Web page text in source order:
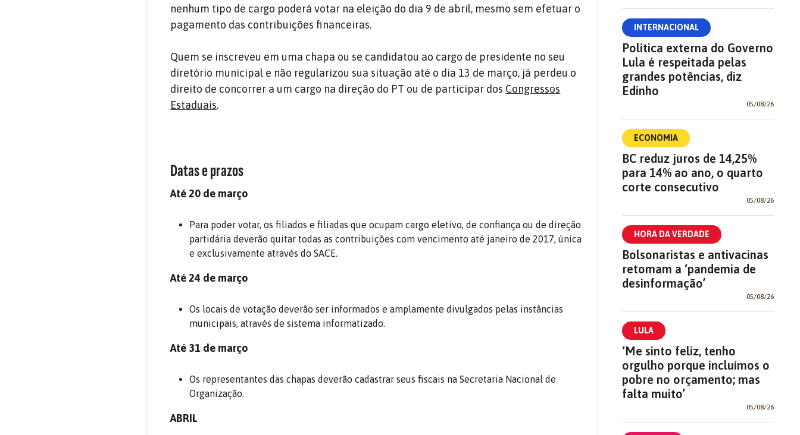
nenhum tipo de cargo poderá votar na eleição do dia 9 de abril, mesmo sem efetuar o
pagamento das contribuições financeiras.
Quem se inscreveu em uma chapa ou se candidatou ao cargo de presidente no seu
diretório municipal e não regularizou sua situação até o dia 13 de março, já perdeu o
direito de concorrer a um cargo na direção do PT ou de participar dos Congressos
Estaduais.
Datas e prazos
Até 20 de março
Para poder votar, os filiados e filiadas que ocupam cargo eletivo, de confiança ou de direção
partidária deverão quitar todas as contribuições com vencimento até janeiro de 2017, única
e exclusivamente através do SACE.
Até 24 de março
Os locais de votação deverão ser informados e amplamente divulgados pelas instâncias
municipais, através de sistema informatizado.
Até 31 de março
Os representantes das chapas deverão cadastrar seus fiscais na Secretaria Nacional de
Organização.
ABRIL
INTERNACIONAL
Política externa do Governo
Lula é respeitada pelas
grandes potências, diz
Edinho
05/08/26
ECONOMIA
BC reduz juros de 14,25%
para 14% ao ano, o quarto
corte consecutivo
05/08/26
HORA DA VERDADE
Bolsonaristas e antivacinas
retomam a ‘pandemia de
desinformação’
05/08/26
LULA
‘Me sinto feliz, tenho
orgulho porque incluímos o
pobre no orçamento; mas
falta muito’
05/08/26